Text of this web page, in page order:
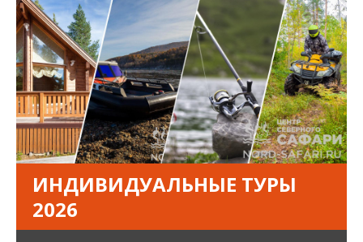
ИНДИВИДУАЛЬНЫЕ ТУРЫ
2026